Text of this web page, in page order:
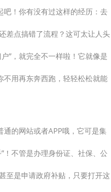
吧！你有没有过这样的经历：去
差点搞错了流程？这可太让人头
”，就完全不一样啦！它就像是
不用再东奔西跑，轻轻松松就能
通的网站或者APP哦，它可是集
！不管是办理身份证、社保、公
至是申请政府补贴，只要打开这